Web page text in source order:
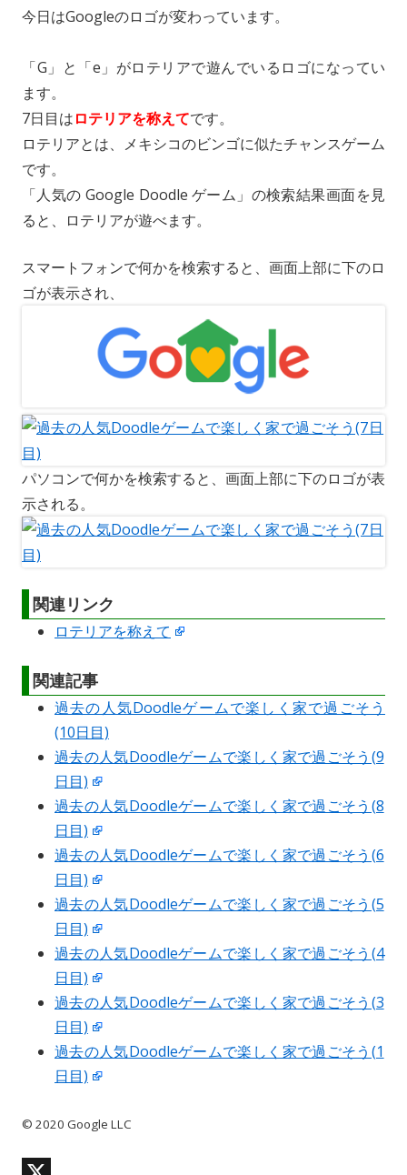
k
今日はGoogleのロゴが変わっています。
「G」と「e」がロテリアで遊んでいるロゴになってい
ます。
7日目はロテリアを称えてです。
ロテリアとは、メキシコのビンゴに似たチャンスゲーム
です。
「人気の Google Doodle ゲーム」の検索結果画面を見
ると、ロテリアが遊べます。
スマートフォンで何かを検索すると、画面上部に下のロ
ゴが表示され、
パソコンで何かを検索すると、画面上部に下のロゴが表
示される。
関連リンク
ロテリアを称えて
関連記事
過去の人気Doodleゲームで楽しく家で過ごそう
(10日目)
過去の人気Doodleゲームで楽しく家で過ごそう(9
日目)
過去の人気Doodleゲームで楽しく家で過ごそう(8
日目)
過去の人気Doodleゲームで楽しく家で過ごそう(6
日目)
過去の人気Doodleゲームで楽しく家で過ごそう(5
日目)
過去の人気Doodleゲームで楽しく家で過ごそう(4
日目)
過去の人気Doodleゲームで楽しく家で過ごそう(3
日目)
過去の人気Doodleゲームで楽しく家で過ごそう(1
日目)
© 2020 Google LLC